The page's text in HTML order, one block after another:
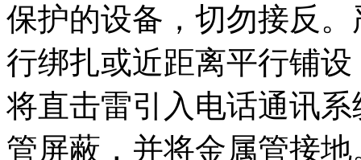
保护的设备，切勿接反
行绑扎或近距离平行铺
将直击雷引入电话通讯
管屏蔽，并将金属管接地